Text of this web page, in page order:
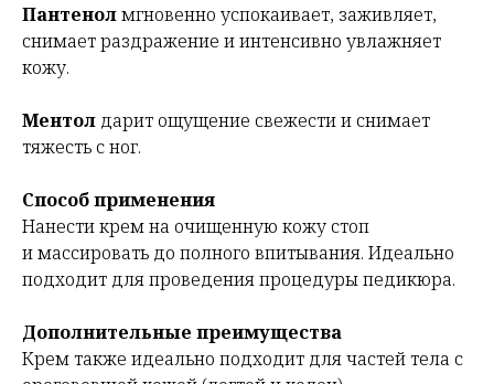
Пантенолмгновенно успокаивает, заживляет,
снимает раздражение и интенсивно увлажняет
кожу.
Ментол дарит ощущение свежести и снимает
тяжесть с ног.
Способ применения
Нанести крем на очищенную кожу стоп
и массировать до полного впитывания. Идеально
подходит для проведения процедуры педикюра.
Дополнительные преимущества
Крем также идеально подходит для частей тела с